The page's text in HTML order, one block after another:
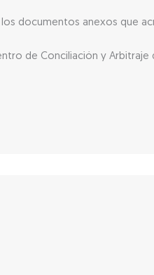
documentos anexos que
de Conciliación y Arbitraje